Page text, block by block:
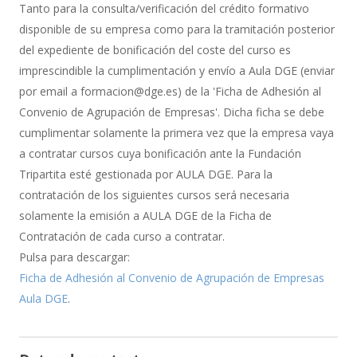
de
Bonificación
Tanto para la consulta/verificación del crédito formativo
disponible de su empresa como para la tramitación posterior
del expediente de bonificación del coste del curso es
imprescindible la cumplimentación y envío a Aula DGE (enviar
por email a formacion@dge.es) de la 'Ficha de Adhesión al
Convenio de Agrupación de Empresas'. Dicha ficha se debe
cumplimentar solamente la primera vez que la empresa vaya
a contratar cursos cuya bonificación ante la Fundación
Tripartita esté gestionada por AULA DGE. Para la
contratación de los siguientes cursos será necesaria
solamente la emisión a AULA DGE de la Ficha de
Contratación de cada curso a contratar.
Pulsa para descargar:
Ficha de Adhesión al Convenio de Agrupación de Empresas
Aula DGE.